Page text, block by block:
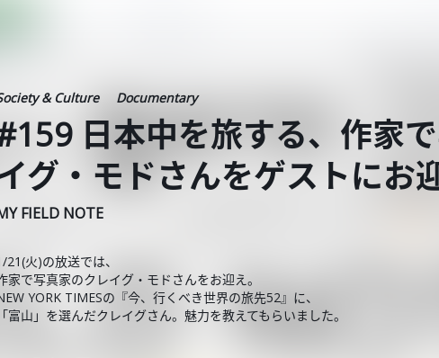
& Culture Documentary
日本中を旅する、作家
グ・モドさんをゲストにお
FIELD NOTE
21(火)の放送では、
家で写真家のクレイグ・モドさんをお迎え。
YORK TIMESの『今、行くべき世界の旅先52』に、
「富山」を選んだクレイグさん。魅力を教えてもらいました。